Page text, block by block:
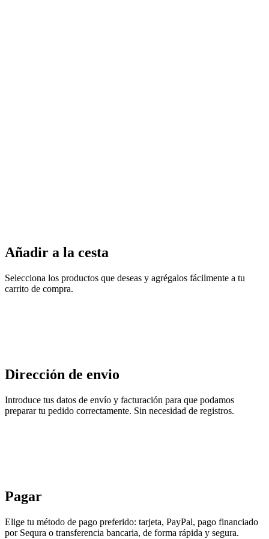
Añadir a la cesta
Selecciona los productos que deseas y agrégalos fácilmente a tu
carrito de compra.
Dirección de envio
Introduce tus datos de envío y facturación para que podamos
preparar tu pedido correctamente. Sin necesidad de registros.
Pagar
Elige tu método de pago preferido: tarjeta, PayPal, pago financiado
por Sequra o transferencia bancaria, de forma rápida y segura.